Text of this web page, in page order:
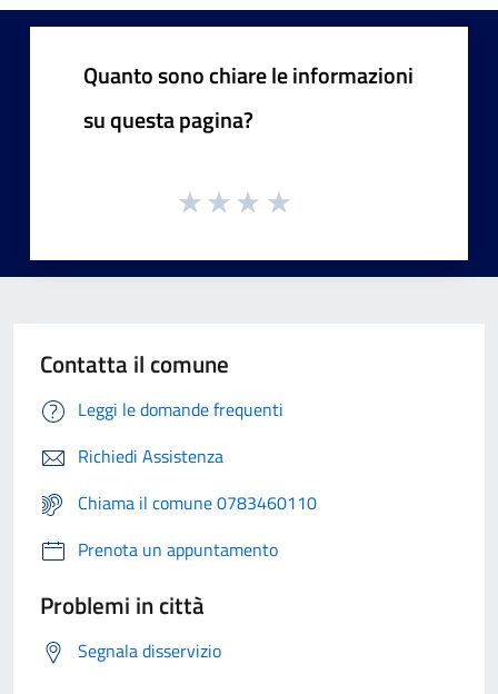
Quanto sono chiare le informazioni
su questa pagina?
Contatta il comune
Leggi le domande frequenti
Richiedi Assistenza
Chiama il comune 0783460110
Prenota un appuntamento
Problemi in città
Segnala disservizio